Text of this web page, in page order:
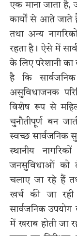
एक माना जाता है,
कार्यों से आते जाते हैं।
तथा अन्य
रहता है। ऐसे में
के लिए परेशानी का
है कि
असुविधाजनक
विशेष रूप से
चुनौतीपूर्ण बन
स्वच्छ सार्वजनिक
स्थानीय
जनसुविधाओं को
चलाए जा रहे हैं
खर्च की जा
सार्वजनिक
में खराब होती जा